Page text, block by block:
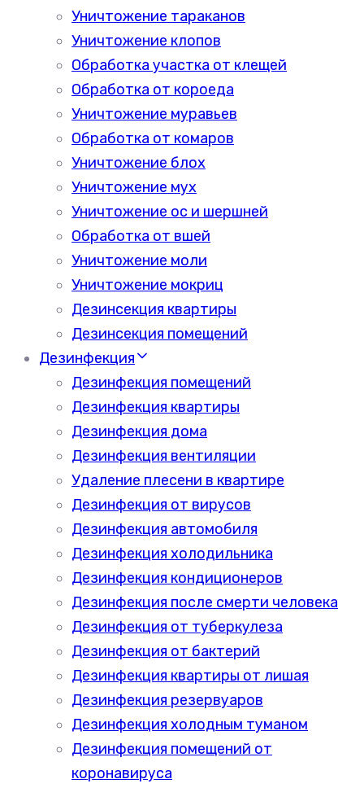
Уничтожение тараканов
Уничтожение клопов
Обработка участка от клещей
Обработка от короеда
Уничтожение муравьев
Обработка от комаров
Уничтожение блох
Уничтожение мух
Уничтожение ос и шершней
Обработка от вшей
Уничтожение моли
Уничтожение мокриц
Дезинсекция квартиры
Дезинсекция помещений
Дезинфекция
Дезинфекция помещений
Дезинфекция квартиры
Дезинфекция дома
Дезинфекция вентиляции
Удаление плесени в квартире
Дезинфекция от вирусов
Дезинфекция автомобиля
Дезинфекция холодильника
Дезинфекция кондиционеров
Дезинфекция после смерти человека
Дезинфекция от туберкулеза
Дезинфекция от бактерий
Дезинфекция квартиры от лишая
Дезинфекция резервуаров
Дезинфекция холодным туманом
Дезинфекция помещений от
коронавируса